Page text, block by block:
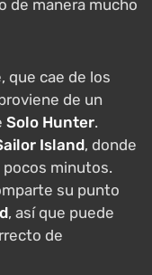
de manera mucho
que cae de los
de un
Solo Hunter.
Island, donde
minutos.
su punto
, así que puede
de